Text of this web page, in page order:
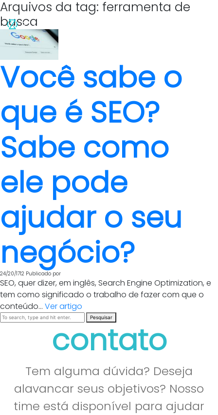
Arquivos da tag: ferramenta de
busca
Você sabe o
que é SEO?
Sabe como
ele pode
ajudar o seu
negócio?
24/20/1712 Publicado por
SEO, quer dizer, em inglês, Search Engine Optimization, e
tem como significado o trabalho de fazer com que o
conteúdo... Ver artigo
Pesquisar
contato
Tem alguma dúvida? Deseja
alavancar seus objetivos? Nosso
time está disponível para ajudar